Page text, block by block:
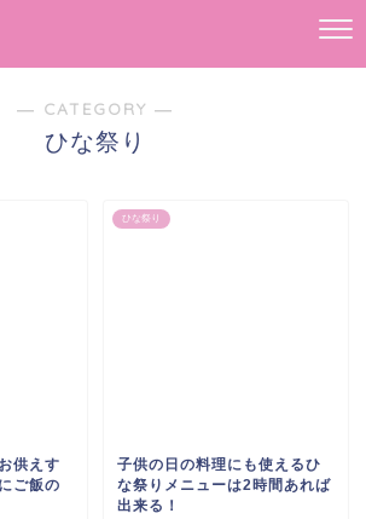
― CATEGORY ―
ひな祭り
供えす
ご飯の
ひな祭り
子供の日の料理にも使えるひ
な祭りメニューは2時間あれば
出来る！